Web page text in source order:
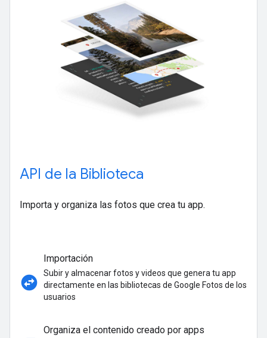
API de la Biblioteca
Importa y organiza las fotos que crea tu app.
swap_horizontal_circle
Importación
Subir y almacenar fotos y videos que genera tu app
directamente en las bibliotecas de Google Fotos de los
usuarios
Organiza el contenido creado por apps